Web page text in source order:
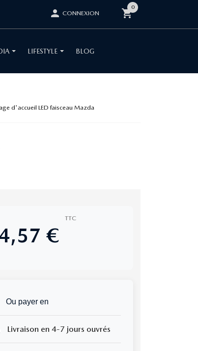
person CONNEXION shopping_cart
0
LIFESTYLE BLOG
d'accueil LED faisceau Mazda
€
TTC
Ou payer en
Livraison en 4-7 jours ouvrés